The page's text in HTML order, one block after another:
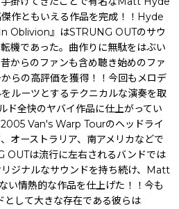
作ともいえる作品を完成！！Hyde
Oblivion』はSTRUNG OUTのサウ
機であった。曲作りに無駄をはぶい
からのファンも含め聴き始めのファ
らの高評価を獲得！！今回もメロデ
ルーツとするテクニカルな演奏を取
ド全快のヤバイ作品に仕上がってい
Van's Warp Tourのヘッドライ
オーストラリア、南アメリカなどで
OUTは流行に左右されるバンドでは
ジナルなサウンドを持ち続け、Matt
い情熱的な作品を仕上げた！！今も
して大きな存在である彼らは